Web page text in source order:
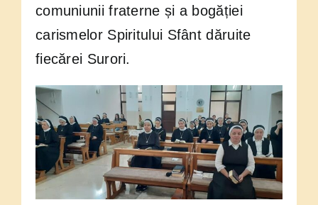
comuniunii fraterne și a bogăției
carismelor Spiritului Sfânt dăruite
fiecărei Surori.